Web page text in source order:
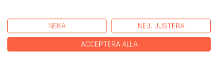
Dags för oss människor att bli oroliga och gå till
terapisoffan för att bli försonade?
NEKA NEJ, JUSTERA
ACCEPTERA ALLA